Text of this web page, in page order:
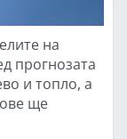
на
прогнозата
и топло, а
ще